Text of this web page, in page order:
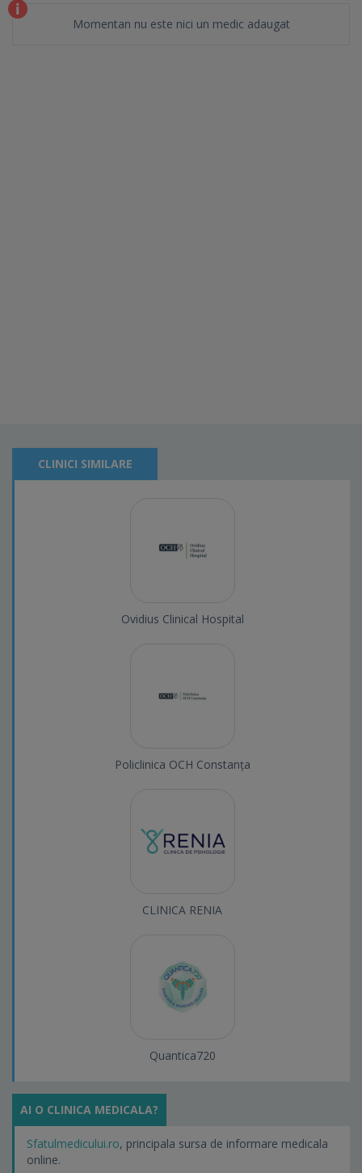
Momentan nu este nici un medic adaugat
CLINICI SIMILARE
Ovidius Clinical Hospital
Policlinica OCH Constanța
CLINICA RENIA
Quantica720
AI O CLINICA MEDICALA?
Sfatulmedicului.ro, principala sursa de informare medicala
online.